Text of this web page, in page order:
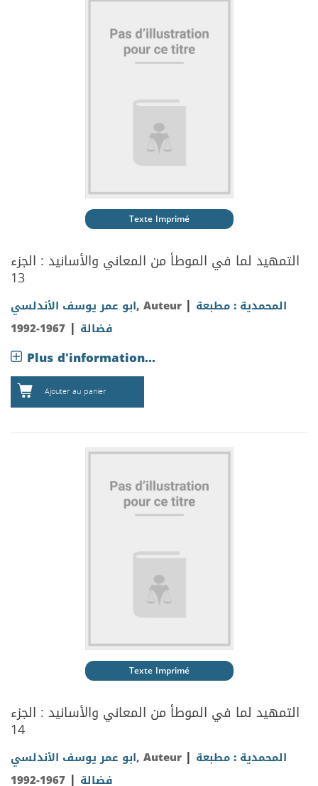
Texte Imprimé
التمهيد لما في الموطأ من المعاني والأسانيد : الجزء
13
ابو عمر يوسف الأندلسي, Auteur | المحمدية : مطبعة
فضالة |
1967-1992
Plus d'information...
Ajouter au panier
Texte Imprimé
التمهيد لما في الموطأ من المعاني والأسانيد : الجزء
14
ابو عمر يوسف الأندلسي, Auteur | المحمدية : مطبعة
فضالة |
1967-1992